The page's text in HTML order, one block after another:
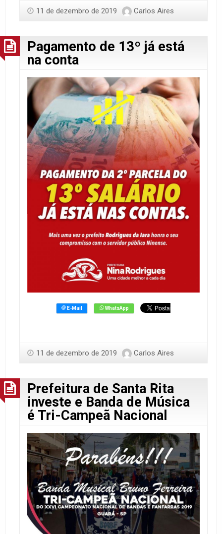
11 de dezembro de 2019 Carlos Aires
Pagamento de 13º já está
na conta
11 de dezembro de 2019 Carlos Aires
Prefeitura de Santa Rita
investe e Banda de Música
é Tri-Campeã Nacional